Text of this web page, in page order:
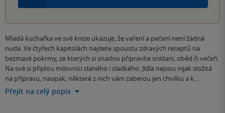
Mladá kuchařka ve své knize ukazuje, že vaření a pečení není žádná
nuda. Ve čtyřech kapitolách najdete spoustu zdravých receptů na
bezmasé pokrmy, ze kterých si snadno připravíte snídani, oběd či večeři.
Na své si přijdou milovníci slaného i sladkého. Jídla nejsou nijak složitá
na přípravu, naopak, některé z nich vám zaberou jen chvilku a k…
Přejít na celý popis